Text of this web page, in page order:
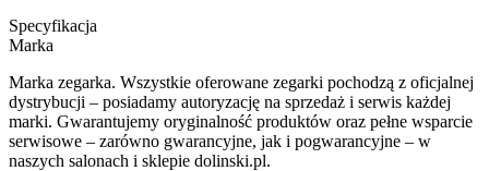
Specyfikacja
Marka
Marka zegarka. Wszystkie oferowane zegarki pochodzą z oficjalnej
dystrybucji – posiadamy autoryzację na sprzedaż i serwis każdej
marki. Gwarantujemy oryginalność produktów oraz pełne wsparcie
serwisowe – zarówno gwarancyjne, jak i pogwarancyjne – w
naszych salonach i sklepie dolinski.pl.